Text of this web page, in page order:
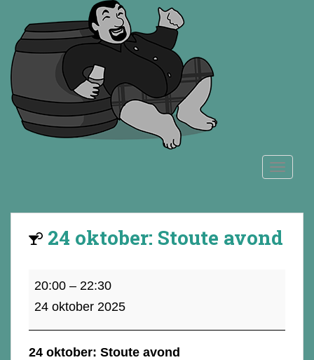
24 oktober: Stoute avond
24
oktober:
20:00 – 22:30
24 oktober 2025
24 oktober: Stoute avond